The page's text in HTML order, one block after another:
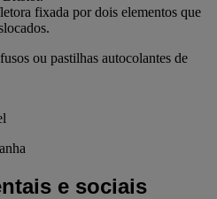
fixada por dois elementos que
ou pastilhas autocolantes de
e sociais